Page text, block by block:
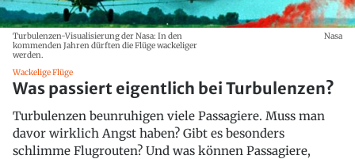
Turbulenzen-Visualisierung der Nasa: In den
kommenden Jahren dürften die Flüge wackeliger
werden.
Nasa
Wackelige Flüge
Was passiert eigentlich bei Turbulenzen?
Turbulenzen beunruhigen viele Passagiere. Muss man
davor wirklich Angst haben? Gibt es besonders
schlimme Flugrouten? Und was können Passagiere,